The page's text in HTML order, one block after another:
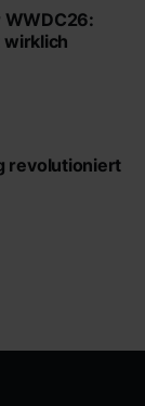
WWDC26:
wirklich
revolutioniert